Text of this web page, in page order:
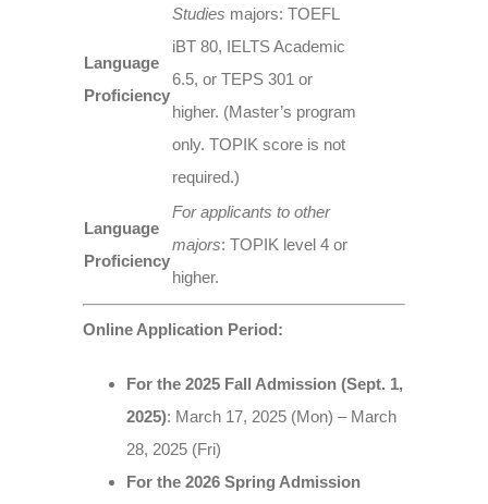
Language
Proficiency
Studies majors: TOEFL
iBT 80, IELTS Academic
6.5, or TEPS 301 or
higher. (Master’s program
only. TOPIK score is not
required.)
Language
Proficiency
For applicants to other
majors: TOPIK level 4 or
higher.
Online Application Period:
For the 2025 Fall Admission (Sept. 1,
2025): March 17, 2025 (Mon) – March
28, 2025 (Fri)
For the 2026 Spring Admission